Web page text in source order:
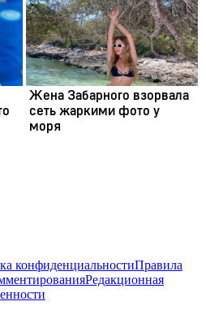
конфиденциальностиПравила
Редакционная